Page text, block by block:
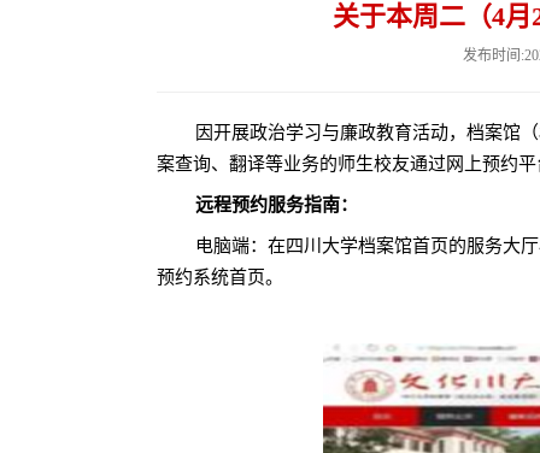
关于本周二（4
发布时间
因开展政治学习与廉政教育活动，档案馆
案查询、翻译等业务的师生校友通过网上预约
远程预约服务指南：
电脑端：在四川大学档案馆首页的服务大
预约系统首页。